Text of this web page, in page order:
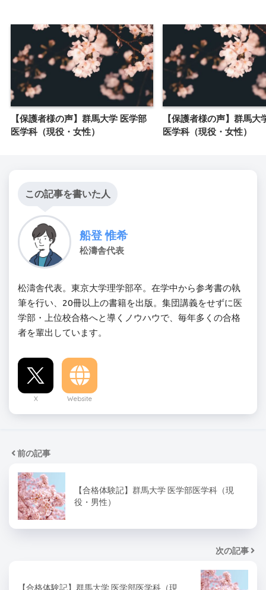
【保護者様の声】群馬大学 医学部
医学科（現役・女性）
【保護者様の声】群馬大
医学科（現役・女性）
この記事を書いた人
船登 惟希
松濤舎代表
松濤舎代表。東京大学理学部卒。在学中から参考書の執
筆を行い、20冊以上の書籍を出版。集団講義をせずに医
学部・上位校合格へと導くノウハウで、毎年多くの合格
者を輩出しています。
X Website
前の記事
【合格体験記】群馬大学 医学部医学科（現
役・男性）
次の記事
【合格体験記】群馬大学 医学部医学科（現